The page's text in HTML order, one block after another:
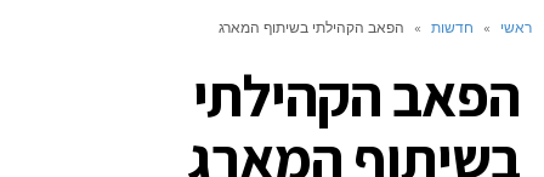
ראשי » חדשות » הפאב הקהילתי בשיתוף המארג
הפאב הקהילתי
בשיתוף המארג